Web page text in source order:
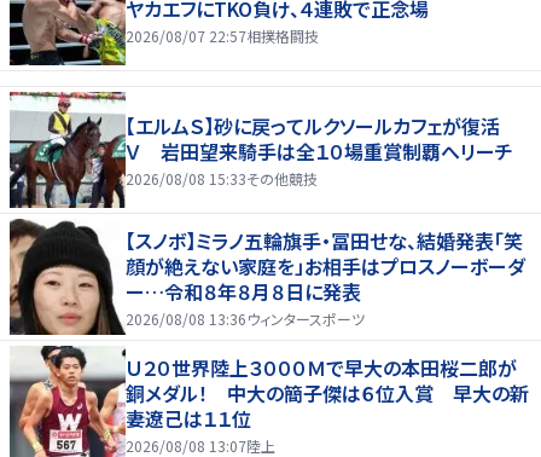
ヤカエフにTKO負け、４連敗で正念場
2026/08/07 22:57相撲格闘技
【エルムＳ】砂に戻ってルクソールカフェが復活
Ｖ 岩田望来騎手は全１０場重賞制覇へリーチ
2026/08/08 15:33その他競技
【スノボ】ミラノ五輪旗手・冨田せな、結婚発表「笑
顔が絶えない家庭を」お相手はプロスノーボーダ
ー…令和８年８月８日に発表
2026/08/08 13:36ウィンタースポーツ
Ｕ２０世界陸上３０００Ｍで早大の本田桜二郎が
銅メダル！ 中大の簡子傑は６位入賞 早大の新
妻遼己は１１位
2026/08/08 13:07陸上